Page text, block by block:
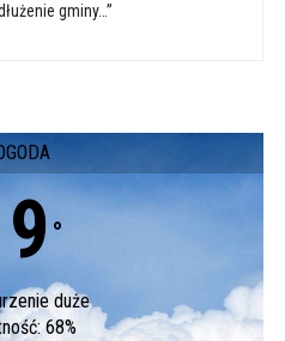
gminy…”
°
duże
68%